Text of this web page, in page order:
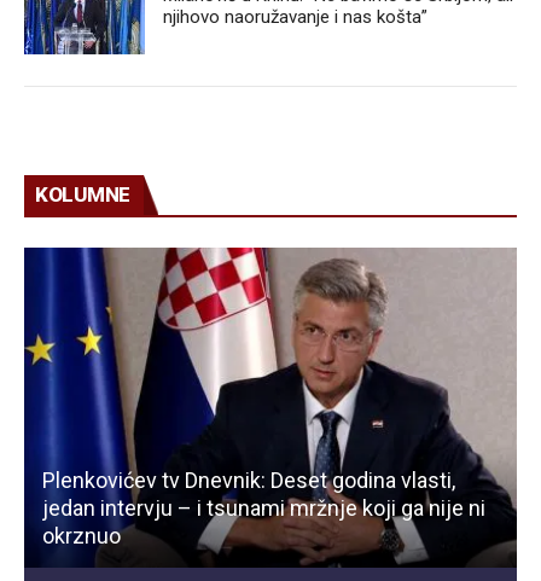
njihovo naoružavanje i nas košta”
KOLUMNE
Plenkovićev tv Dnevnik: Deset godina vlasti,
jedan intervju – i tsunami mržnje koji ga nije ni
okrznuo